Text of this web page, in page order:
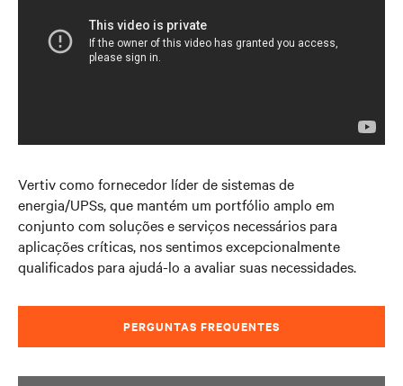
Vertiv como fornecedor líder de sistemas de
energia/UPSs, que mantém um portfólio amplo em
conjunto com soluções e serviços necessários para
aplicações críticas, nos sentimos excepcionalmente
qualificados para ajudá-lo a avaliar suas necessidades.
PERGUNTAS FREQUENTES